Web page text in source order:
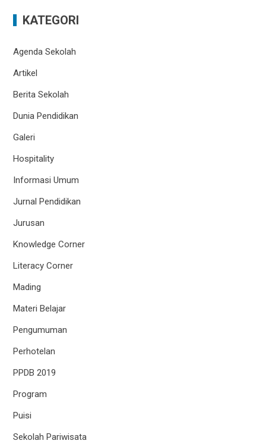
KATEGORI
Agenda Sekolah
Artikel
Berita Sekolah
Dunia Pendidikan
Galeri
Hospitality
Informasi Umum
Jurnal Pendidikan
Jurusan
Knowledge Corner
Literacy Corner
Mading
Materi Belajar
Pengumuman
Perhotelan
PPDB 2019
Program
Puisi
Sekolah Pariwisata